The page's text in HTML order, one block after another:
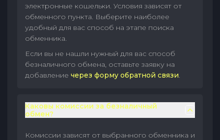
электронные кошельки. Условия зависят от
обменного пункта. Выберите наиболее
удобный для вас способ на этапе поиска
обменника.
Если вы не нашли нужный для вас способ
безналичного обмена, оставьте заявку на
добавление через форму обратной связи.
Каковы комиссии за безналичный
обмен?
Комиссии зависят от выбранного обменника и